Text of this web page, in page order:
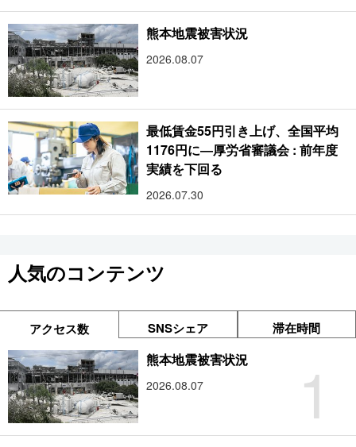
熊本地震被害状況
2026.08.07
最低賃金55円引き上げ、全国平均
1176円に―厚労省審議会 : 前年度
実績を下回る
2026.07.30
人気のコンテンツ
アクセス数 SNSシェア 滞在時間
1
熊本地震被害状況
2026.08.07